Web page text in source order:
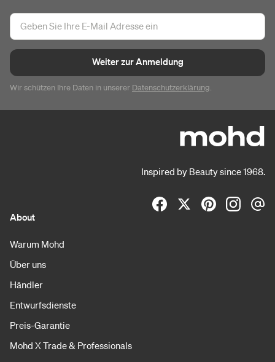
Weiter zur Anmeldung
Wir schützen Ihre Daten in unserer Datenschutzerklärung.
Inspired by Beauty since 1968.
About
Warum Mohd
Über uns
Händler
Entwurfsdienste
Preis-Garantie
Mohd X Trade & Professionals